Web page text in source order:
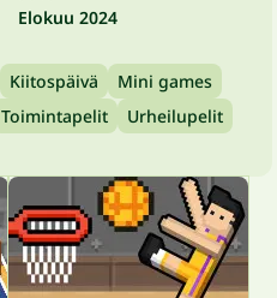
Elokuu 2024
Kiitospäivä
Mini games
Toimintapelit Urheilupelit